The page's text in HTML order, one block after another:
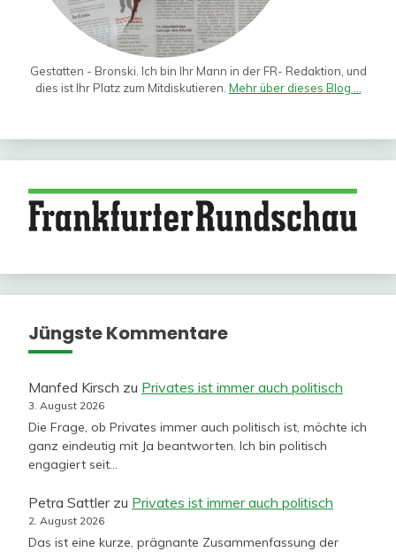
Gestatten - Bronski. Ich bin Ihr Mann in der FR- Redaktion, und
dies ist Ihr Platz zum Mitdiskutieren. Mehr über dieses Blog ...
Jüngste Kommentare
Manfed Kirsch zu Privates ist immer auch politisch
3. August 2026
Die Frage, ob Privates immer auch politisch ist, möchte ich
ganz eindeutig mit Ja beantworten. Ich bin politisch
engagiert seit…
Petra Sattlerzu Privates ist immer auch politisch
2. August 2026
Das ist eine kurze, prägnante Zusammenfassung der